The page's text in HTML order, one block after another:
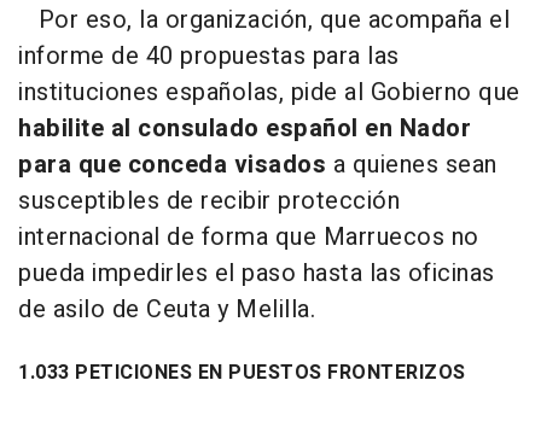
Por eso, la organización, que acompaña el
informe de 40 propuestas para las
instituciones españolas, pide al Gobierno que
habilite al consulado español en Nador
para que conceda visados a quienes sean
susceptibles de recibir protección
internacional de forma que Marruecos no
pueda impedirles el paso hasta las oficinas
de asilo de Ceuta y Melilla.
1.033 PETICIONES EN PUESTOS FRONTERIZOS